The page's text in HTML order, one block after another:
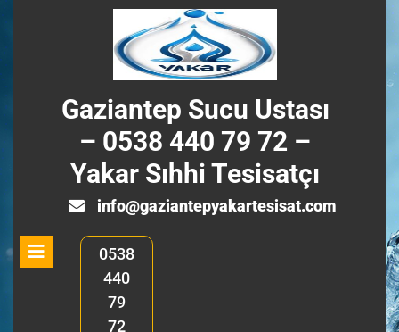
Gaziantep Sucu Ustası
– 0538 440 79 72 –
Yakar Sıhhi Tesisatçı
info@gaziantepyakartesisat.com
Open
0538
440
79
72